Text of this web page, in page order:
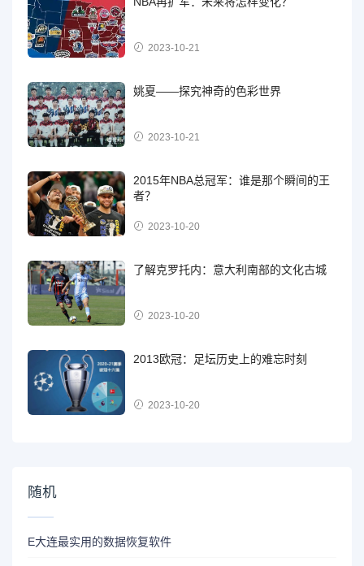
2023-10-21
姚夏——探究神奇的色彩世界
2023-10-21
2015年NBA总冠军：谁是那个瞬间的王
者？
2023-10-20
了解克罗托内：意大利南部的文化古城
2023-10-20
2013欧冠：足坛历史上的难忘时刻
2023-10-20
随机
E大连最实用的数据恢复软件